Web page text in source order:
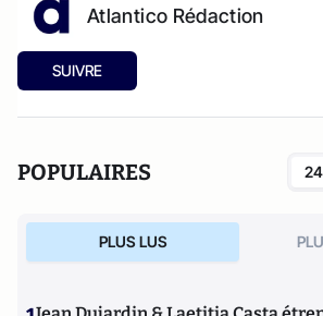
Atlantico Rédaction
SUIVRE
POPULAIRES
PLUS LUS